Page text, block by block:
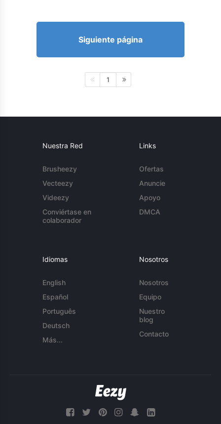
Siguiente página
1
Nuestra Red
Brusheezy
Vecteezy
Videezy
Conviértase en
colaborador
Links
Ofertas
Anuncie
Apoyo
DMCA
Idiomas
English
Español
Português
Deutsch
Más...
Nosotros
Nosotros
Equipo
Nuestro
blog
Contacto